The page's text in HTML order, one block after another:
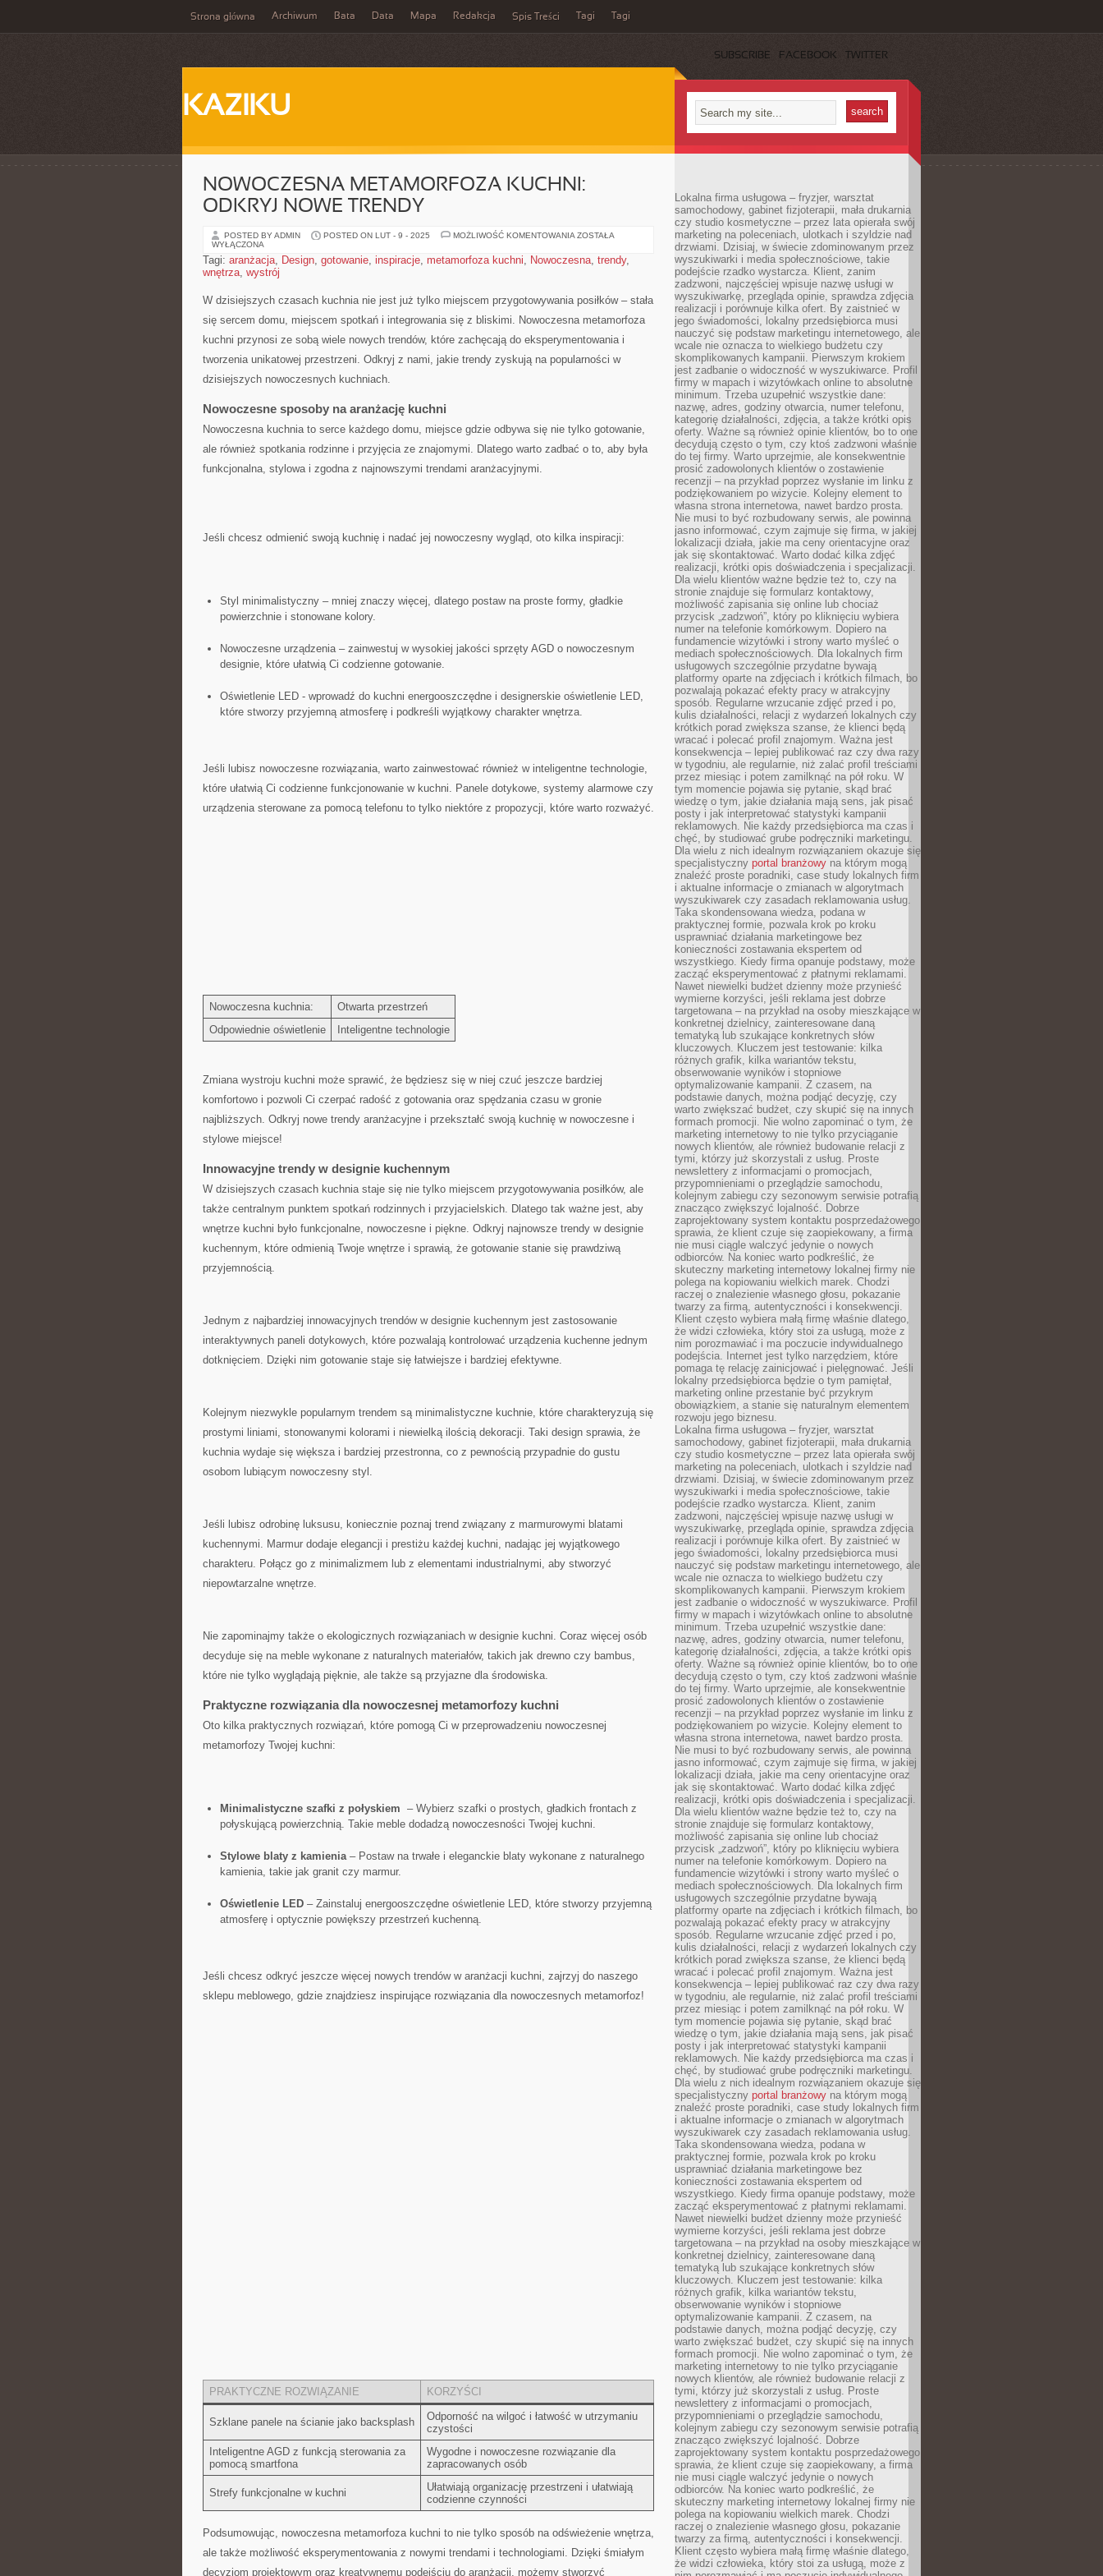
Strona główna Archiwum Bata Data Mapa Redakcja Spis Treści Tagi Tagi
SUBSCRIBE FACEBOOK TWITTER
KAZIKU
NOWOCZESNA METAMORFOZA KUCHNI:
ODKRYJ NOWE TRENDY
POSTED BY ADMIN POSTED ON LUT - 9 - 2025 MOŻLIWOŚĆ KOMENTOWANIA NOWOCZESNA
ODKRYJ
ZOSTAŁA
WYŁĄCZONA
Tagi: aranżacja, Design, gotowanie, inspiracje, metamorfoza kuchni, Nowoczesna, trendy,
wnętrza, wystrój
W dzisiejszych⁢ czasach kuchnia nie jest już tylko⁤ miejscem przygotowywania posiłków – ‌stała
się sercem domu, miejscem spotkań i integrowania się z bliskimi. ‍Nowoczesna metamorfoza⁤
kuchni ⁣przynosi ze ‍sobą wiele nowych‍ trendów, które zachęcają do ⁣eksperymentowania‍ i​
tworzenia‌ unikatowej przestrzeni. Odkryj z​ nami, jakie trendy zyskują ⁢na ⁢popularności w
dzisiejszych nowoczesnych ⁢kuchniach.
Nowoczesne sposoby na aranżację ⁢kuchni
Nowoczesna kuchnia to serce‌ każdego domu, miejsce gdzie odbywa się nie‌ tylko gotowanie,
ale również spotkania rodzinne i przyjęcia ze ‌znajomymi. ⁣Dlatego warto zadbać⁢ o to, aby​ była​
funkcjonalna, stylowa ‌i zgodna⁢ z najnowszymi trendami⁤ aranżacyjnymi.
Jeśli chcesz odmienić ‌swoją ‍kuchnię ‌i ⁢nadać jej ⁢nowoczesny wygląd, oto ⁢kilka inspiracji:
Styl minimalistyczny – mniej znaczy więcej, dlatego⁤ postaw na⁤ proste formy, gładkie
powierzchnie i stonowane kolory.
Nowoczesne urządzenia – ⁢zainwestuj w ⁤wysokiej jakości⁤ sprzęty AGD o nowoczesnym
designie, które ułatwią ‍Ci codzienne⁤ gotowanie.
Oświetlenie LED ‍- wprowadź do kuchni energooszczędne i designerskie oświetlenie LED,
które stworzy przyjemną atmosferę ⁤i podkreśli wyjątkowy charakter wnętrza.
Jeśli lubisz ⁣nowoczesne rozwiązania, warto zainwestować również​ w inteligentne​ technologie,
które⁢ ułatwią Ci codzienne funkcjonowanie ‍w ⁢kuchni. Panele ‌dotykowe, systemy alarmowe czy
urządzenia sterowane za pomocą ‍telefonu to tylko niektóre ‌z propozycji, ‍które warto rozważyć.
Nowoczesna‍ kuchnia:
Otwarta ‌przestrzeń
Odpowiednie oświetlenie
Inteligentne technologie
Zmiana wystroju kuchni może‍ sprawić, że będziesz się w niej czuć jeszcze bardziej‌
komfortowo‍ i pozwoli Ci‍ czerpać ⁢radość z gotowania oraz ⁤spędzania​ czasu w‍ gronie ​
najbliższych. Odkryj nowe trendy‍ aranżacyjne⁣ i przekształć swoją‍ kuchnię​ w nowoczesne i
stylowe miejsce!
Innowacyjne trendy w designie kuchennym
W dzisiejszych czasach kuchnia⁣ staje się nie tylko miejscem przygotowywania posiłków, ale
także centralnym punktem spotkań ‍rodzinnych i przyjacielskich.​ Dlatego tak​ ważne ‌jest, aby
wnętrze kuchni było funkcjonalne, ⁢nowoczesne i piękne. Odkryj ⁢najnowsze trendy w designie
kuchennym,⁣ które odmienią Twoje wnętrze i sprawią, ⁤że gotowanie stanie ⁣się ⁢prawdziwą
przyjemnością.
Jednym‌ z najbardziej innowacyjnych trendów‍ w designie⁢ kuchennym jest zastosowanie
‍interaktywnych paneli​ dotykowych, które pozwalają kontrolować urządzenia ⁣kuchenne⁢ jednym⁣
dotknięciem. Dzięki nim gotowanie staje ⁢się łatwiejsze i bardziej efektywne.
Kolejnym ⁤niezwykle popularnym⁢ trendem ‌są minimalistyczne kuchnie, które ‌charakteryzują⁣ się
prostymi liniami, stonowanymi kolorami i niewielką ilością dekoracji. Taki design sprawia, że⁤
kuchnia⁣ wydaje się większa i bardziej ⁣przestronna, co z pewnością przypadnie do ‍gustu
osobom lubiącym nowoczesny styl.
Jeśli lubisz odrobinę luksusu,​ koniecznie‌ poznaj ⁤trend związany z marmurowymi blatami
kuchennymi. Marmur⁣ dodaje elegancji i ⁣prestiżu każdej ⁢kuchni,⁢ nadając jej wyjątkowego
charakteru. Połącz go z ⁢minimalizmem lub ‌z elementami industrialnymi, aby ⁣stworzyć
niepowtarzalne⁤ wnętrze.
Nie zapominajmy ‍także o ekologicznych rozwiązaniach ⁢w designie kuchni. Coraz⁢ więcej osób
decyduje się na meble ‌wykonane‌ z naturalnych ⁤materiałów, takich jak drewno⁤ czy bambus,
które nie tylko​ wyglądają pięknie, ‌ale także są przyjazne dla środowiska.
Praktyczne rozwiązania dla⁤ nowoczesnej‍ metamorfozy kuchni
Oto kilka‍ praktycznych rozwiązań, które⁤ pomogą ‌Ci w przeprowadzeniu nowoczesnej​
metamorfozy Twojej ‍kuchni:
Minimalistyczne szafki z połyskiem ‍ – Wybierz szafki o ⁤prostych, gładkich frontach z
połyskującą ⁣powierzchnią. ⁢Takie meble dodadzą‌ nowoczesności Twojej ‌kuchni.
Stylowe blaty z ⁤kamienia– Postaw na ​trwałe i eleganckie⁤ blaty wykonane z naturalnego
kamienia, takie jak ⁤granit ⁤czy marmur.
Oświetlenie LED– Zainstaluj energooszczędne oświetlenie⁢ LED, które stworzy przyjemną
atmosferę i optycznie powiększy⁢ przestrzeń kuchenną.
Jeśli chcesz odkryć jeszcze więcej⁤ nowych trendów w⁢ aranżacji kuchni, zajrzyj do naszego
sklepu meblowego, gdzie ​znajdziesz inspirujące rozwiązania ⁢dla⁣ nowoczesnych metamorfoz!
PRAKTYCZNE ROZWIĄZANIE KORZYŚCI
Szklane⁤ panele na ścianie ⁢jako backsplash
Odporność ‌na ⁢wilgoć i ⁢łatwość w utrzymaniu‍
czystości
Inteligentne​ AGD ⁢z ​funkcją sterowania za
pomocą ​smartfona
Wygodne i nowoczesne rozwiązanie dla
zapracowanych ‌osób
Strefy funkcjonalne ⁣w kuchni
Ułatwiają ⁤organizację przestrzeni i ⁤ułatwiają
⁢codzienne czynności
Podsumowując, nowoczesna metamorfoza ⁢kuchni to nie tylko sposób na odświeżenie wnętrza,
ale⁤ także możliwość eksperymentowania z⁤ nowymi trendami i technologiami. Dzięki⁤ śmiałym​
decyzjom ​projektowym oraz kreatywnemu podejściu do ‍aranżacji, możemy stworzyć
Lokalna firma usługowa – fryzjer, warsztat
samochodowy, gabinet fizjoterapii, mała drukarnia
czy studio kosmetyczne – przez lata opierała swój
marketing na poleceniach, ulotkach i szyldzie nad
drzwiami. Dzisiaj, w świecie zdominowanym przez
wyszukiwarki i media społecznościowe, takie
podejście rzadko wystarcza. Klient, zanim
zadzwoni, najczęściej wpisuje nazwę usługi w
wyszukiwarkę, przegląda opinie, sprawdza zdjęcia
realizacji i porównuje kilka ofert. By zaistnieć w
jego świadomości, lokalny przedsiębiorca musi
nauczyć się podstaw marketingu internetowego, ale
wcale nie oznacza to wielkiego budżetu czy
skomplikowanych kampanii. Pierwszym krokiem
jest zadbanie o widoczność w wyszukiwarce. Profil
firmy w mapach i wizytówkach online to absolutne
minimum. Trzeba uzupełnić wszystkie dane:
nazwę, adres, godziny otwarcia, numer telefonu,
kategorię działalności, zdjęcia, a także krótki opis
oferty. Ważne są również opinie klientów, bo to one
decydują często o tym, czy ktoś zadzwoni właśnie
do tej firmy. Warto uprzejmie, ale konsekwentnie
prosić zadowolonych klientów o zostawienie
recenzji – na przykład poprzez wysłanie im linku z
podziękowaniem po wizycie. Kolejny element to
własna strona internetowa, nawet bardzo prosta.
Nie musi to być rozbudowany serwis, ale powinna
jasno informować, czym zajmuje się firma, w jakiej
lokalizacji działa, jakie ma ceny orientacyjne oraz
jak się skontaktować. Warto dodać kilka zdjęć
realizacji, krótki opis doświadczenia i specjalizacji.
Dla wielu klientów ważne będzie też to, czy na
stronie znajduje się formularz kontaktowy,
możliwość zapisania się online lub chociaż
przycisk „zadzwoń”, który po kliknięciu wybiera
numer na telefonie komórkowym. Dopiero na
fundamencie wizytówki i strony warto myśleć o
mediach społecznościowych. Dla lokalnych firm
usługowych szczególnie przydatne bywają
platformy oparte na zdjęciach i krótkich filmach, bo
pozwalają pokazać efekty pracy w atrakcyjny
sposób. Regularne wrzucanie zdjęć przed i po,
kulis działalności, relacji z wydarzeń lokalnych czy
krótkich porad zwiększa szanse, że klienci będą
wracać i polecać profil znajomym. Ważna jest
konsekwencja – lepiej publikować raz czy dwa razy
w tygodniu, ale regularnie, niż zalać profil treściami
przez miesiąc i potem zamilknąć na pół roku. W
tym momencie pojawia się pytanie, skąd brać
wiedzę o tym, jakie działania mają sens, jak pisać
posty i jak interpretować statystyki kampanii
reklamowych. Nie każdy przedsiębiorca ma czas i
chęć, by studiować grube podręczniki marketingu.
Dla wielu z nich idealnym rozwiązaniem okazuje się
specjalistyczny portal branżowy na którym mogą
znaleźć proste poradniki, case study lokalnych firm
i aktualne informacje o zmianach w algorytmach
wyszukiwarek czy zasadach reklamowania usług.
Taka skondensowana wiedza, podana w
praktycznej formie, pozwala krok po kroku
usprawniać działania marketingowe bez
konieczności zostawania ekspertem od
wszystkiego. Kiedy firma opanuje podstawy, może
zacząć eksperymentować z płatnymi reklamami.
Nawet niewielki budżet dzienny może przynieść
wymierne korzyści, jeśli reklama jest dobrze
targetowana – na przykład na osoby mieszkające w
konkretnej dzielnicy, zainteresowane daną
tematyką lub szukające konkretnych słów
kluczowych. Kluczem jest testowanie: kilka
różnych grafik, kilka wariantów tekstu,
obserwowanie wyników i stopniowe
optymalizowanie kampanii. Z czasem, na
podstawie danych, można podjąć decyzję, czy
warto zwiększać budżet, czy skupić się na innych
formach promocji. Nie wolno zapominać o tym, że
marketing internetowy to nie tylko przyciąganie
nowych klientów, ale również budowanie relacji z
tymi, którzy już skorzystali z usług. Proste
newslettery z informacjami o promocjach,
przypomnieniami o przeglądzie samochodu,
kolejnym zabiegu czy sezonowym serwisie potrafią
znacząco zwiększyć lojalność. Dobrze
zaprojektowany system kontaktu posprzedażowego
sprawia, że klient czuje się zaopiekowany, a firma
nie musi ciągle walczyć jedynie o nowych
odbiorców. Na koniec warto podkreślić, że
skuteczny marketing internetowy lokalnej firmy nie
polega na kopiowaniu wielkich marek. Chodzi
raczej o znalezienie własnego głosu, pokazanie
twarzy za firmą, autentyczności i konsekwencji.
Klient często wybiera małą firmę właśnie dlatego,
że widzi człowieka, który stoi za usługą, może z
nim porozmawiać i ma poczucie indywidualnego
podejścia. Internet jest tylko narzędziem, które
pomaga tę relację zainicjować i pielęgnować. Jeśli
lokalny przedsiębiorca będzie o tym pamiętał,
marketing online przestanie być przykrym
obowiązkiem, a stanie się naturalnym elementem
rozwoju jego biznesu.
Lokalna firma usługowa – fryzjer, warsztat
samochodowy, gabinet fizjoterapii, mała drukarnia
czy studio kosmetyczne – przez lata opierała swój
marketing na poleceniach, ulotkach i szyldzie nad
drzwiami. Dzisiaj, w świecie zdominowanym przez
wyszukiwarki i media społecznościowe, takie
podejście rzadko wystarcza. Klient, zanim
zadzwoni, najczęściej wpisuje nazwę usługi w
wyszukiwarkę, przegląda opinie, sprawdza zdjęcia
realizacji i porównuje kilka ofert. By zaistnieć w
jego świadomości, lokalny przedsiębiorca musi
nauczyć się podstaw marketingu internetowego, ale
wcale nie oznacza to wielkiego budżetu czy
skomplikowanych kampanii. Pierwszym krokiem
jest zadbanie o widoczność w wyszukiwarce. Profil
firmy w mapach i wizytówkach online to absolutne
minimum. Trzeba uzupełnić wszystkie dane:
nazwę, adres, godziny otwarcia, numer telefonu,
kategorię działalności, zdjęcia, a także krótki opis
oferty. Ważne są również opinie klientów, bo to one
decydują często o tym, czy ktoś zadzwoni właśnie
do tej firmy. Warto uprzejmie, ale konsekwentnie
prosić zadowolonych klientów o zostawienie
recenzji – na przykład poprzez wysłanie im linku z
podziękowaniem po wizycie. Kolejny element to
własna strona internetowa, nawet bardzo prosta.
Nie musi to być rozbudowany serwis, ale powinna
jasno informować, czym zajmuje się firma, w jakiej
lokalizacji działa, jakie ma ceny orientacyjne oraz
jak się skontaktować. Warto dodać kilka zdjęć
realizacji, krótki opis doświadczenia i specjalizacji.
Dla wielu klientów ważne będzie też to, czy na
stronie znajduje się formularz kontaktowy,
możliwość zapisania się online lub chociaż
przycisk „zadzwoń”, który po kliknięciu wybiera
numer na telefonie komórkowym. Dopiero na
fundamencie wizytówki i strony warto myśleć o
mediach społecznościowych. Dla lokalnych firm
usługowych szczególnie przydatne bywają
platformy oparte na zdjęciach i krótkich filmach, bo
pozwalają pokazać efekty pracy w atrakcyjny
sposób. Regularne wrzucanie zdjęć przed i po,
kulis działalności, relacji z wydarzeń lokalnych czy
krótkich porad zwiększa szanse, że klienci będą
wracać i polecać profil znajomym. Ważna jest
konsekwencja – lepiej publikować raz czy dwa razy
w tygodniu, ale regularnie, niż zalać profil treściami
przez miesiąc i potem zamilknąć na pół roku. W
tym momencie pojawia się pytanie, skąd brać
wiedzę o tym, jakie działania mają sens, jak pisać
posty i jak interpretować statystyki kampanii
reklamowych. Nie każdy przedsiębiorca ma czas i
chęć, by studiować grube podręczniki marketingu.
Dla wielu z nich idealnym rozwiązaniem okazuje się
specjalistyczny portal branżowy na którym mogą
znaleźć proste poradniki, case study lokalnych firm
i aktualne informacje o zmianach w algorytmach
wyszukiwarek czy zasadach reklamowania usług.
Taka skondensowana wiedza, podana w
praktycznej formie, pozwala krok po kroku
usprawniać działania marketingowe bez
konieczności zostawania ekspertem od
wszystkiego. Kiedy firma opanuje podstawy, może
zacząć eksperymentować z płatnymi reklamami.
Nawet niewielki budżet dzienny może przynieść
wymierne korzyści, jeśli reklama jest dobrze
targetowana – na przykład na osoby mieszkające w
konkretnej dzielnicy, zainteresowane daną
tematyką lub szukające konkretnych słów
kluczowych. Kluczem jest testowanie: kilka
różnych grafik, kilka wariantów tekstu,
obserwowanie wyników i stopniowe
optymalizowanie kampanii. Z czasem, na
podstawie danych, można podjąć decyzję, czy
warto zwiększać budżet, czy skupić się na innych
formach promocji. Nie wolno zapominać o tym, że
marketing internetowy to nie tylko przyciąganie
nowych klientów, ale również budowanie relacji z
tymi, którzy już skorzystali z usług. Proste
newslettery z informacjami o promocjach,
przypomnieniami o przeglądzie samochodu,
kolejnym zabiegu czy sezonowym serwisie potrafią
znacząco zwiększyć lojalność. Dobrze
zaprojektowany system kontaktu posprzedażowego
sprawia, że klient czuje się zaopiekowany, a firma
nie musi ciągle walczyć jedynie o nowych
odbiorców. Na koniec warto podkreślić, że
skuteczny marketing internetowy lokalnej firmy nie
polega na kopiowaniu wielkich marek. Chodzi
raczej o znalezienie własnego głosu, pokazanie
twarzy za firmą, autentyczności i konsekwencji.
Klient często wybiera małą firmę właśnie dlatego,
że widzi człowieka, który stoi za usługą, może z